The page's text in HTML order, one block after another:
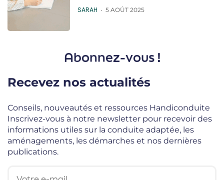
POSTED
SARAH 5 AOÛT 2025
Abonnez-vous !
Recevez nos actualités
Conseils, nouveautés et ressources Handiconduite
Inscrivez-vous à notre newsletter pour recevoir des
informations utiles sur la conduite adaptée, les
aménagements, les démarches et nos dernières
publications.